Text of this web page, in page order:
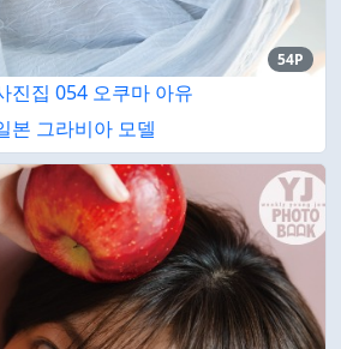
54P
진집 054 오쿠마 아유
본 그라비아 모델